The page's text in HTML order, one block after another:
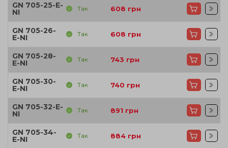
GN 705-25-E-
NI Так 608 грн
GN 705-26-
E-NI Так 608 грн
GN 705-28-
E-NI Так 743 грн
GN 705-30-
E-NI Так 740 грн
GN 705-32-E-
NI Так 891 грн
GN 705-34-
E-NI Так 884 грн